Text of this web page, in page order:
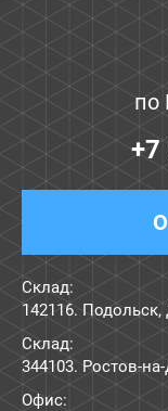
по
+7
Склад:
142116.
Склад:
344103. Ростов-
Офис: